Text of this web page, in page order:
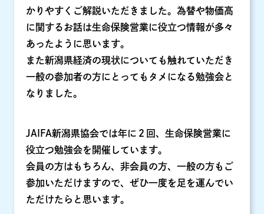
かりやすくご解説いただきました。為替や物価高
に関するお話は生命保険営業に役立つ情報が多々
あったように思います。
また新潟県経済の現状についても触れていただき
一般の参加者の方にとってもタメになる勉強会と
なりました。
JAIFA新潟県協会では年に２回、生命保険営業に
役立つ勉強会を開催しています。
会員の方はもちろん、非会員の方、一般の方もご
参加いただけますので、ぜひ一度を足を運んでい
ただけたらと思います。